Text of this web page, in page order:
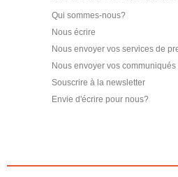
Qui sommes-nous?
Nous écrire
Nous envoyer vos services de
Nous envoyer vos communiqués
Souscrire à la newsletter
Envie d'écrire pour nous?